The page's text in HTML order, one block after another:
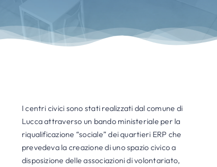
I centri civici sono stati realizzati dal comune di
Lucca attraverso un bando ministeriale per la
riqualificazione “sociale” dei quartieri ERP che
prevedeva la creazione di uno spazio civico a
disposizione delle associazioni di volontariato,